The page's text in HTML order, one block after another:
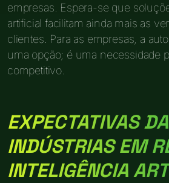
empresas. Espera-se que
artificial facilitam ainda mais as
clientes. Para as empresas, a
uma opção; é uma necessidade
competitivo.
EXPECTATIVAS
INDÚSTRIAS EM
INTELIGÊNCIA